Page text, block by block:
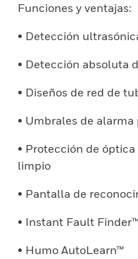
Funciones y ventajas:
• Detección
• Detección absoluta
• Diseños de red de
• Umbrales de
• Protección de
limpio
• Pantalla de
• Instant Fault
• Humo AutoLearn™